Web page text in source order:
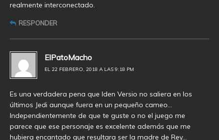
realmente interconectado.
RESPONDER
ElPatoMacho
EL 22 FEBRERO, 2018 A LAS 9:18 PM
Es una verdadera pena que Iden Versio no saliera en los
últimos Jedi aunque fuera en un pequeño cameo…
Independientemente de que te guste o no el juego me
parece que ese personaje es excelente además que me
hubiera encantado que resultara ser la madre de Rey…